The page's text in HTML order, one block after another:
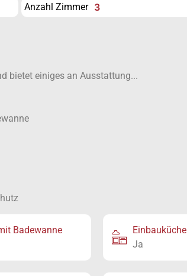
Anzahl Zimmer 3
bietet einiges an Ausstattung...
Badewanne
Einbauküche
Ja